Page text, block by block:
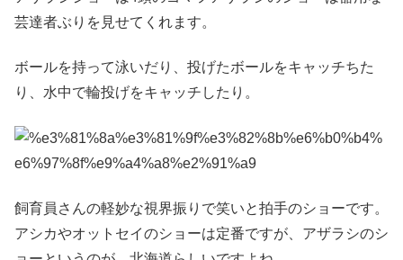
芸達者ぶりを見せてくれます。
ボールを持って泳いだり、投げたボールをキャッチちた
り、水中で輪投げをキャッチしたり。
飼育員さんの軽妙な視界振りで笑いと拍手のショーです。
アシカやオットセイのショーは定番ですが、アザラシのシ